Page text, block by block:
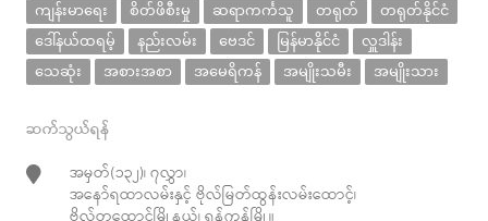
ကျန်းမာရေး
စိတ်ဖိစီးမှု ဆရာကင်္ကသူ တရုတ်
တရုတ်နိုင်ငံ
ဒေါ်နယ်ထရမ့်
နည်းလမ်း ဗေဒင် မြန်မာနိုင်ငံ
လှူဒါန်း
သေဆုံး
အစားအစာ အမေရိကန် အမျိုးသမီး အမျိုးသား
ဆက်သွယ်ရန်
အမှတ်(၁၃၂)၊ ၇လွှာ၊
အနော်ရထာလမ်းနှင့် ဗိုလ်မြတ်ထွန်းလမ်းထောင့်၊